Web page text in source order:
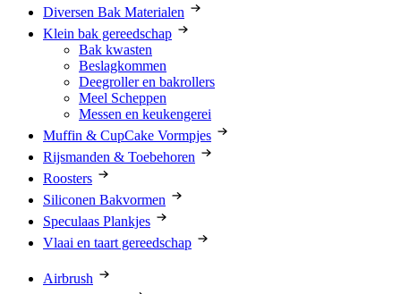
Diversen Bak Materialen
Klein bak gereedschap
Bak kwasten
Beslagkommen
Deegroller en bakrollers
Meel Scheppen
Messen en keukengerei
Muffin & CupCake Vormpjes
Rijsmanden & Toebehoren
Roosters
Siliconen Bakvormen
Speculaas Plankjes
Vlaai en taart gereedschap
Airbrush